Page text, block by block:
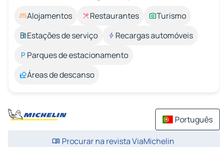
Alojamentos Restaurantes
Turismo
Estações de serviço
Recargas automóveis
Parques de estacionamento
Áreas de descanso
Português
Procurar na revista ViaMichelin